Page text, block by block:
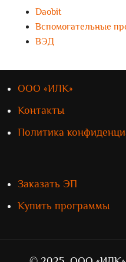
Daobit
Вспомогательные
ВЭД
ООО «ИЛК»
Контакты
Политика
Заказать ЭП
Купить программы